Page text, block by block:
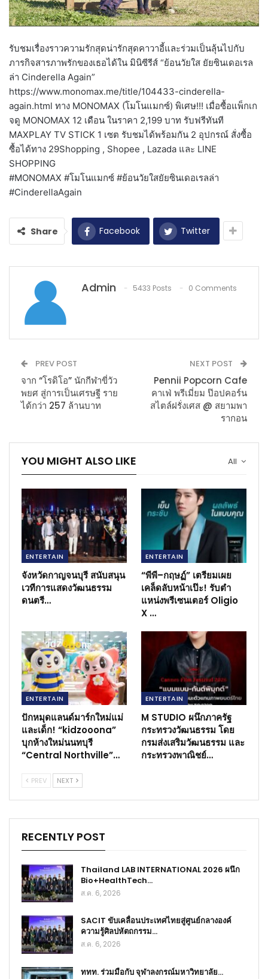
รับชมเรื่องราวความรักสุดน่ารักสุดคาวาอี้และร่วมเป็นลุ้นไปกับ
ภารกิจสารภาพรักของเธอได้ใน มินิซีรีส์ “ย้อนวัยใส ยัยซินเดอเรล
ล่า Cinderella Again”
https://www.monomax.me/title/104433-cinderella-
again.html ทาง MONOMAX (โมโนแมกซ์) พิเศษ!!! เมื่อซื้อแพ็กเก
จดู MONOMAX 12 เดือน ในราคา 2,199 บาท รับฟรีทันที
MAXPLAY TV STICK 1 เซต รับชมได้พร้อมกัน 2 อุปกรณ์ สั่งซื้อ
ซื้อได้ทาง 29Shopping , Shopee , Lazada และ LINE
SHOPPING
#MONOMAX #โมโนแมกซ์ #ย้อนวัยใสยัยซินเดอเรลล่า
#CinderellaAgain
Share Facebook Twitter
Admin 5433 Posts 0 Comments
PREV POST
จาก “โรดิโอ” นักกีฬาขี่วัว
พยศ สู่การเป็นเศรษฐี ราย
ได้กว่า 257 ล้านบาท
NEXT POST
Pennii Popcorn Cafe
คาเฟ่ พรีเมี่ยม ป๊อปคอร์น
สไตล์ฝรั่งเศส @ สยามพา
รากอน
All
YOU MIGHT ALSO LIKE
ENTERTAIN
จังหวัดกาญจนบุรี สนับสนุน
เวทีการแสดงวัฒนธรรม
ดนตรี…
ENTERTAIN
“พีพี–กฤษฏ์” เตรียมเผย
เคล็ดลับหน้าเป๊ะ! รับตำ
แหน่งพรีเซนเตอร์ Oligio
X …
ENTERTAIN
ปักหมุดแลนด์มาร์กใหม่แม่
และเด็ก! “kidzooona”
บุกห้างใหม่นนทบุรี
“Central Northville”…
ENTERTAIN
M STUDIO ผนึกภาครัฐ
กระทรวงวัฒนธรรม โดย
กรมส่งเสริมวัฒนธรรม และ
กระทรวงพาณิชย์…
PREV NEXT
RECENTLY POST
Thailand LAB INTERNATIONAL 2026 ผนึก
Bio+HealthTech…
ส.ค. 6, 2026
SACIT ขับเคลื่อนประเทศไทยสู่ศูนย์กลางองค์
ความรู้ศิลปหัตถกรรม…
ส.ค. 6, 2026
ททท. ร่วมมือกับ จุฬาลงกรณ์มหาวิทยาลัย…